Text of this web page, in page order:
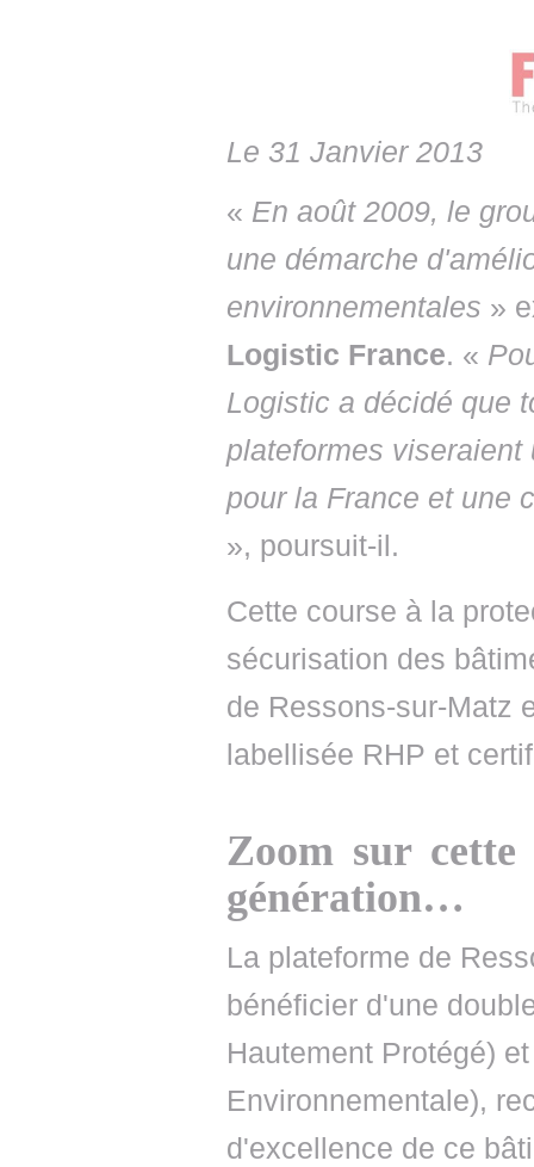
•
•
Le 31 Janvier 2013
« En août 2009, le
une démarche
environnementales »
Logistic France. «
Logistic a décidé que
plateformes
pour la France et une
», poursuit-il.
Cette course à la
sécurisation des
de Ressons-sur-Matz
labellisée RHP et
Zoom sur
génération…
La plateforme de
bénéficier d'une
Hautement Protégé)
Environnementale),
d'excellence de ce